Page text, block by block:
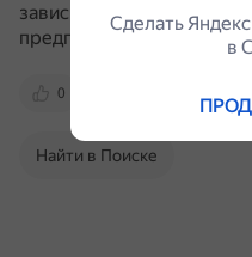
зависит от
предпочтений ученика.
0
Найти в Поиске
Сделать
в